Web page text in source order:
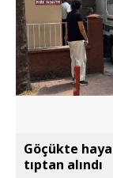
Göçükte
tıptan alındı